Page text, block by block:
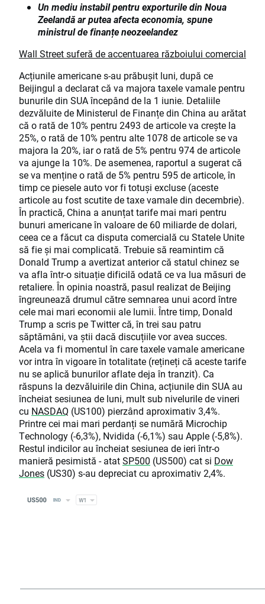
Un mediu instabil pentru exporturile din Noua
Zeelandă ar putea afecta economia, spune
ministrul de finanțe neozeelandez
Wall Street suferă de accentuarea războiului comercial
Acțiunile americane s-au prăbușit luni, după ce
Beijingul a declarat că va majora taxele vamale pentru
bunurile din SUA începând de la 1 iunie. Detaliile
dezvăluite de Ministerul de Finanțe din China au arătat
că o rată de 10% pentru 2493 de articole va crește la
25%, o rată de 10% pentru alte 1078 de articole se va
majora la 20%, iar o rată de 5% pentru 974 de articole
va ajunge la 10%. De asemenea, raportul a sugerat că
se va menține o rată de 5% pentru 595 de articole, în
timp ce piesele auto vor fi totuși excluse (aceste
articole au fost scutite de taxe vamale din decembrie).
În practică, China a anunțat tarife mai mari pentru
bunuri americane în valoare de 60 miliarde de dolari,
ceea ce a făcut ca disputa comercială cu Statele Unite
să fie și mai complicată. Trebuie să reamintim că
Donald Trump a avertizat anterior că statul chinez se
va afla într-o situație dificilă odată ce va lua măsuri de
retaliere. În opinia noastră, pasul realizat de Beijing
îngreunează drumul către semnarea unui acord între
cele mai mari economii ale lumii. Între timp, Donald
Trump a scris pe Twitter că, în trei sau patru
săptămâni, va știi dacă discuțiile vor avea succes.
Acela va fi momentul în care taxele vamale americane
vor intra în vigoare în totalitate (rețineți că aceste tarife
nu se aplică bunurilor aflate deja în tranzit). Ca
răspuns la dezvăluirile din China, acțiunile din SUA au
încheiat sesiunea de luni, mult sub nivelurile de vineri
cu NASDAQ (US100) pierzând aproximativ 3,4%.
Printre cei mai mari perdanți se numără Microchip
Technology (-6,3%), Nvidida (-6,1%) sau Apple (-5,8%).
Restul indicilor au încheiat sesiunea de ieri într-o
manieră pesimistă - atatSP500 (US500) cat si Dow
Jones (US30) s-au depreciat cu aproximativ 2,4%.